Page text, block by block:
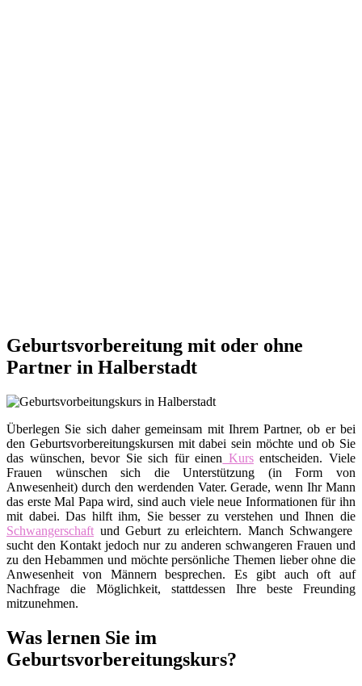
Geburtsvorbereitung mit oder ohne
Partner in Halberstadt
Überlegen Sie sich daher gemeinsam mit Ihrem Partner, ob er bei
den Geburtsvorbereitungskursen mit dabei sein möchte und ob Sie
das wünschen, bevor Sie sich für einen Kursentscheiden. Viele
Frauen wünschen sich die Unterstützung (in Form von
Anwesenheit) durch den werdenden Vater. Gerade, wenn Ihr Mann
das erste Mal Papa wird, sind auch viele neue Informationen für ihn
mit dabei. Das hilft ihm, Sie besser zu verstehen und Ihnen die
Schwangerschaft und Geburt zu erleichtern. Manch Schwangere
sucht den Kontakt jedoch nur zu anderen schwangeren Frauen und
zu den Hebammen und möchte persönliche Themen lieber ohne die
Anwesenheit von Männern besprechen. Es gibt auch oft auf
Nachfrage die Möglichkeit, stattdessen Ihre beste Freunding
mitzunehmen.
Was lernen Sie im
Geburtsvorbereitungskurs?